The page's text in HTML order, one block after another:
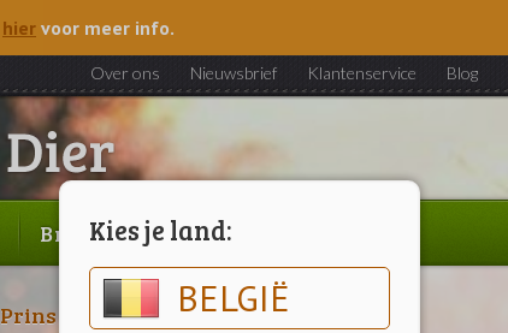
Kies je land:
BELGIË
hier voor meer info.
Over ons Nieuwsbrief Klantenservice Blog
Brood & gebak
Prins Vitalcare